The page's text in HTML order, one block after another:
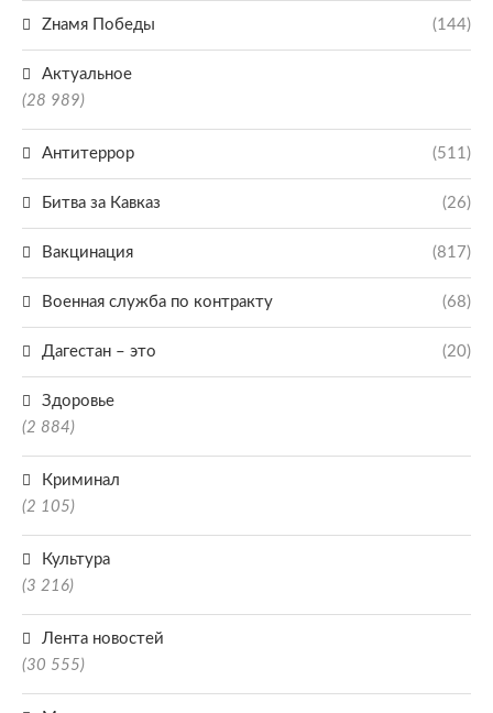
Zнамя Победы (144)
Актуальное
(28 989)
Антитеррор (511)
Битва за Кавказ (26)
Вакцинация (817)
Военная служба по контракту (68)
Дагестан – это (20)
Здоровье
(2 884)
Криминал
(2 105)
Культура
(3 216)
Лента новостей
(30 555)